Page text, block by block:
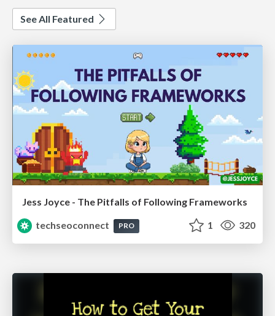
See All Featured
Jess Joyce - The Pitfalls of Following Frameworks
techseoconnect
PRO 1 320